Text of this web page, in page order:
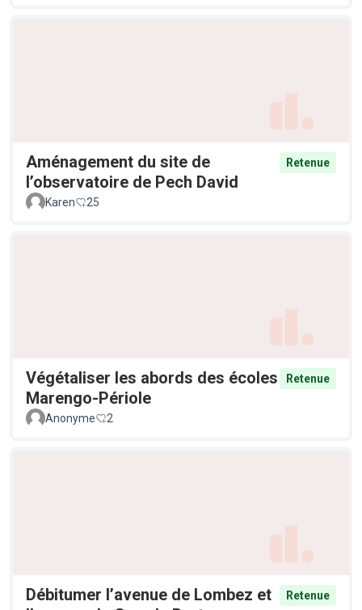
Aménagement du site de
l’observatoire de Pech David
Retenue
Karen 25
Végétaliser les abords des écoles
Marengo-Périole
Retenue
Anonyme 2
Débitumer l’avenue de Lombez et
Retenue